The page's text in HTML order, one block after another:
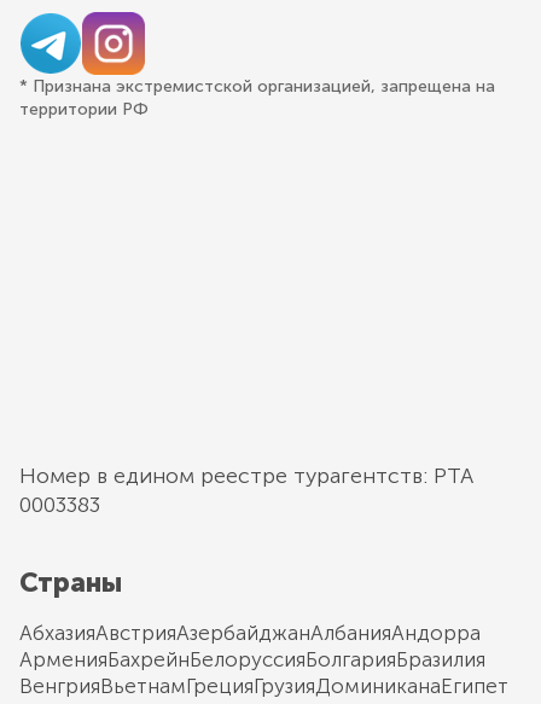
* Признана экстремистской организацией, запрещена на
территории РФ
Номер в едином реестре турагентств: РТА
0003383
Страны
АбхазияАвстрияАзербайджанАлбанияАндорра
АрменияБахрейнБелоруссияБолгарияБразилия
ВенгрияВьетнамГрецияГрузияДоминиканаЕгипет